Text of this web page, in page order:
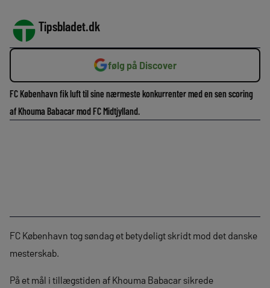
Tipsbladet.dk
følg på Discover
FC København fik luft til sine nærmeste konkurrenter med en sen scoring
af Khouma Babacar mod FC Midtjylland.
FC København tog søndag et betydeligt skridt mod det danske
mesterskab.
På et mål i tillægstiden af Khouma Babacar sikrede